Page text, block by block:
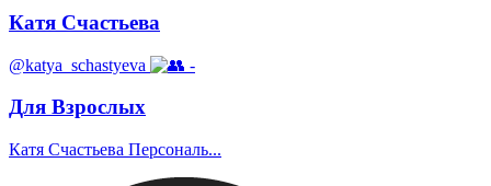
Катя Счастьева
@katya_schastyeva -
Для Взрослых
Катя Счастьева Персональ...